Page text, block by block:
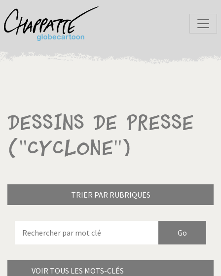
Dessins de presse
("Cyclone")
TRIER PAR RUBRIQUES
VOIR TOUS LES MOTS-CLÉS
Bienvenue en Italie
Bye Biden! Catholique ou pas très?